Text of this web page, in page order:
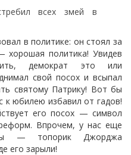
всех змей в
в политике: он стоял за
политика! Увидев
демократ это или
свой посох и всыпал
святому Патрику! Вот бы
к юбилею избавил от гадов!
его посох — символ
Впрочем, у нас еще
— топорик Джорджа
его зарыли!